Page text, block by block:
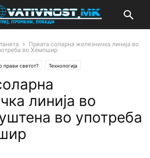
Првата соларна железничка линија во
во Хемпшир
прави светот? Технологија
линија во
во употреба